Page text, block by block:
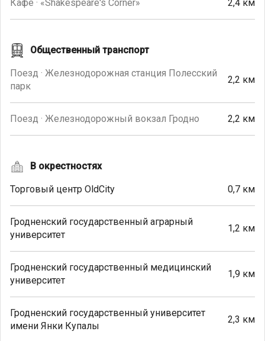
Кафе · «Shakespeare's Corner» 2,4 км
Общественный транспорт
Поезд · Железнодорожная станция Полесский
парк
2,2 км
Поезд · Железнодорожный вокзал Гродно 2,2 км
В окрестностях
Торговый центр OldCity 0,7 км
Гродненский государственный аграрный
университет
1,2 км
Гродненский государственный медицинский
университет
1,9 км
Гродненский государственный университет
имени Янки Купалы
2,3 км